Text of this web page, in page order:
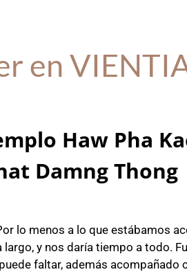
en
Haw Pha
Damng Thong
lo menos a lo que estábamos
largo, y nos daría tiempo a todo.
faltar, además acompañado